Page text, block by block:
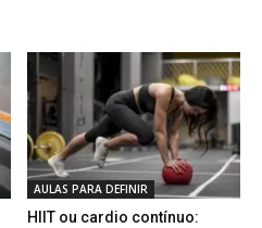
AULAS PARA DEFINIR
HIIT ou cardio contínuo: